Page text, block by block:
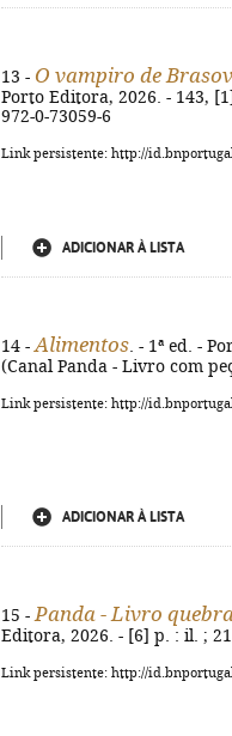
13 - O vampiro de Brasov
Porto Editora, 2026. - 143,
972-0-73059-6
Link persistente: http://
ADICIONAR À LISTA
14 - Alimentos . - 1ª ed. -
(Canal Panda - Livro com
Link persistente: http://
ADICIONAR À LISTA
15 - Panda - Livro
Editora, 2026. - [6] p. : il. ;
Link persistente: http://